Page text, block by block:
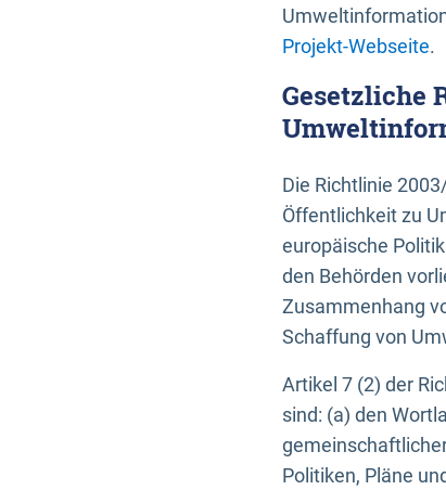
Projekt-Webseite.
Gesetzliche
Die Richtlinie
Öffentlichkeit zu
europäische
den Behörden
Zusammenhang
Schaffung von
Artikel 7 (2) der
sind: (a) den
Politiken, Pläne